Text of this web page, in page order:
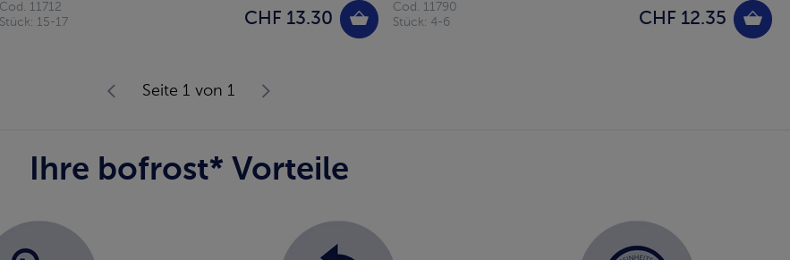
CHF 13.30
Cod. 11712
Stück: 15-17
CHF 12.35
Cod. 11790
Stück: 4-6
Seite 1 von 1
Ihre bofrost* Vorteile